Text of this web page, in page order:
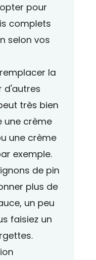
pour
complets
selon vos
la
d'autres
très bien
une crème
une crème
exemple.
de pin
plus de
un peu
faisiez un